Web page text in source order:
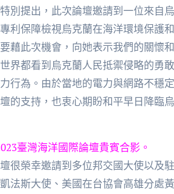
別提出，此次論壇邀請到一位來自
利保障檢視烏克蘭在海洋環境保護
藉此次機會，向她表示我們的關懷
界都看到烏克蘭人民抵禦侵略的勇
行為。由於當地的電力與網路不穩
的支持，也衷心期盼和平早日降臨
臺灣海洋國際論壇貴賓合影。
很榮幸邀請到多位邦交國大使以及
法斯大使、美國在台協會高雄分處